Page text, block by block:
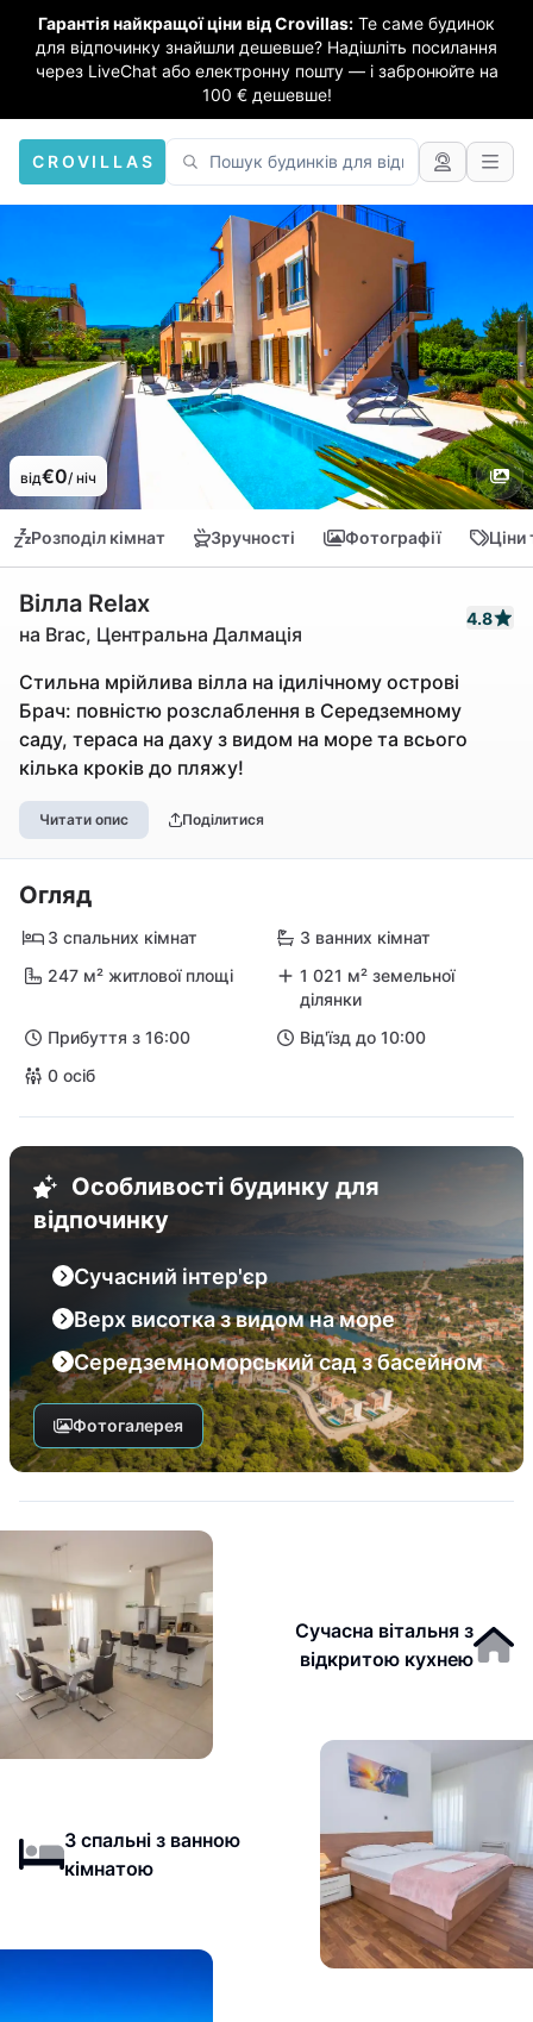
Гарантія найкращої ціни від Crovillas: Те саме будинок
для відпочинку знайшли дешевше? Надішліть посилання
через LiveChat або електронну пошту — і забронюйте на
100 € дешевше!
CROVILLAS
від€0/ ніч
Розподіл кімнат Зручності Фотографії Ціни
Вілла Relax
на Brac, Центральна Далмація
4.8
Стильна мрійлива вілла на ідилічному острові
Брач: повністю розслаблення в Середземному
саду, тераса на даху з видом на море та всього
кілька кроків до пляжу!
Читати опис Поділитися
Огляд
3 спальних кімнат
3 ванних кімнат
247 м² житлової площі
1 021 м² земельної
ділянки
Прибуття з 16:00
Від'їзд до 10:00
0 осіб
Особливості будинку для
відпочинку
Сучасний інтер'єр
Верх висотка з видом на море
Середземноморський сад з басейном
Фотогалерея
Сучасна вітальня з
відкритою кухнею
3 спальні з ванною
кімнатою